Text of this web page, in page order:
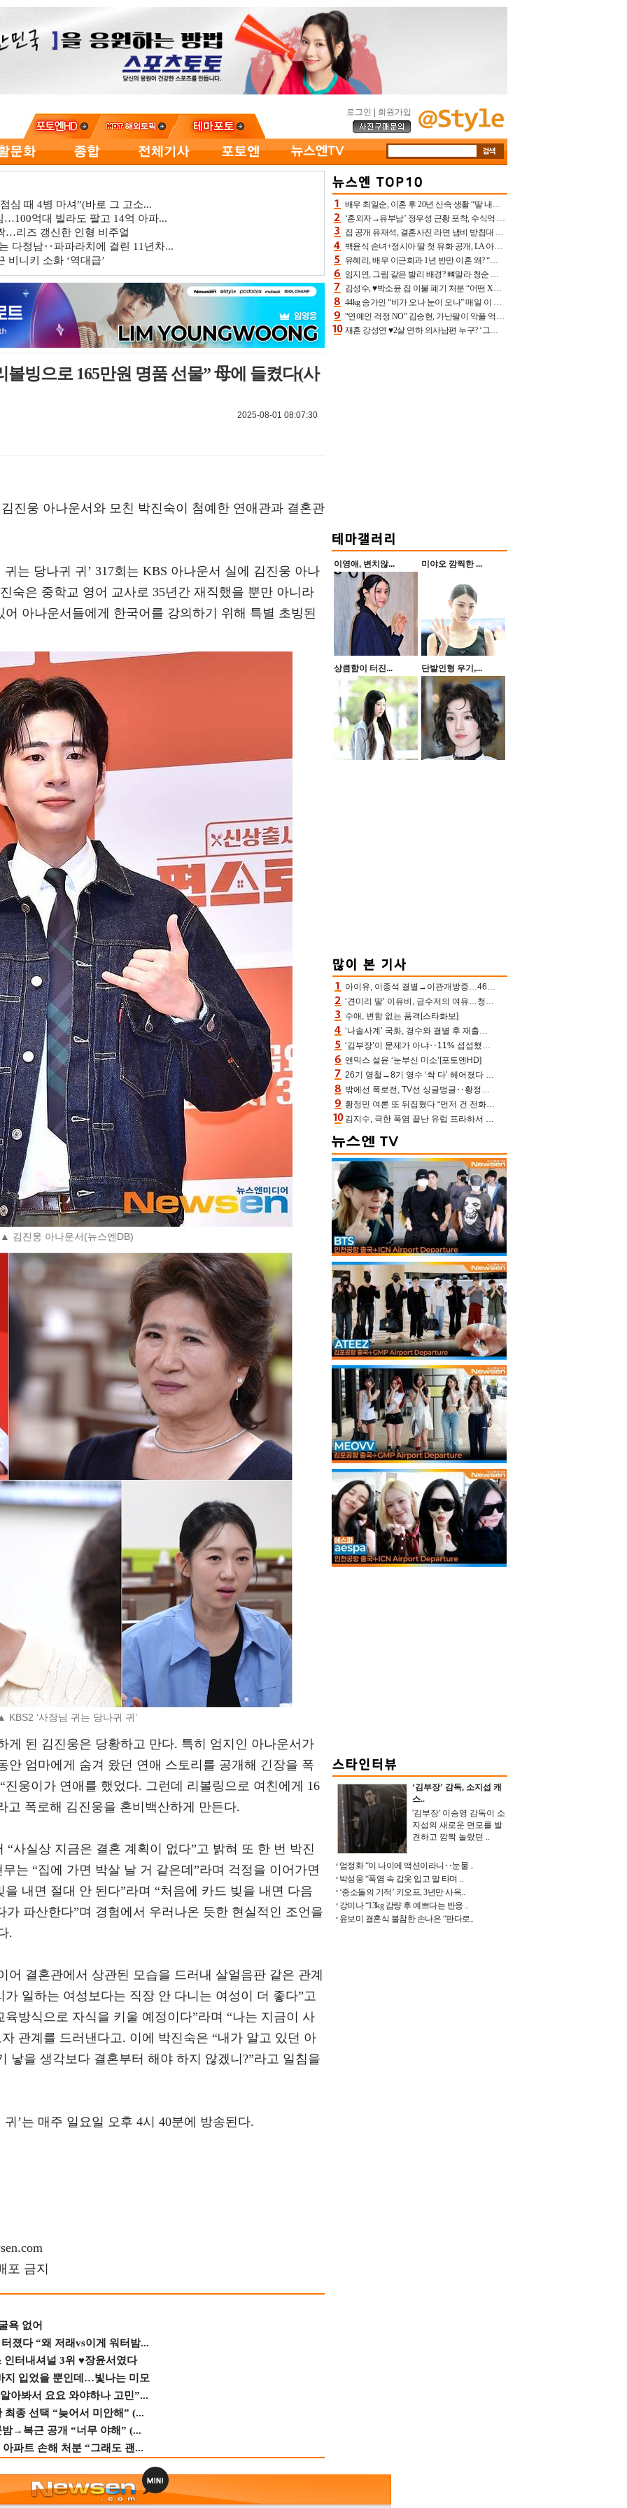
로그인 회원가입
심 때 4병 마셔”(바로 그 고소...
억대 빌라도 팔고 14억 아파...
…리즈 갱신한 인형 비주얼
다정남‥파파라치에 걸린 11년차...
비니키 소화 ‘역대급’
볼빙으로 165만원 명품 선물” 母에 들켰다(사
2025-08-01 08:07:30
진웅 아나운서와 모친 박진숙이 첨예한 연애관과 결혼관
는 당나귀 귀’ 317회는 KBS 아나운서 실에 김진웅 아나
숙은 중학교 영어 교사로 35년간 재직했을 뿐만 아니라
아나운서들에게 한국어를 강의하기 위해 특별 초빙된
▲ 김진웅 아나운서(뉴스엔DB)
KBS2 ‘사장님 귀는 당나귀 귀’
게 된 김진웅은 당황하고 만다. 특히 엄지인 아나운서가
안 엄마에게 숨겨 왔던 연애 스토리를 공개해 긴장을 폭
웅이가 연애를 했었다. 그런데 리볼링으로 여친에게 16
고 폭로해 김진웅을 혼비백산하게 만든다.
“사실상 지금은 결혼 계획이 없다”고 밝혀 또 한 번 박진
는 “집에 가면 박살 날 거 같은데”라며 걱정을 이어가면
내면 절대 안 된다”라며 “처음에 카드 빚을 내면 다음
파산한다”며 경험에서 우러나온 듯한 현실적인 조언을
.
어 결혼관에서 상관된 모습을 드러내 살얼음판 같은 관계
일하는 여성보다는 직장 안 다니는 여성이 더 좋다”고
방식으로 자식을 키울 예정이다”라며 “나는 지금이 사
관계를 드러낸다고. 이에 박진숙은 “내가 알고 있던 아
낳을 생각보다 결혼부터 해야 하지 않겠니?”라고 일침을
’는 매주 일요일 오후 4시 40분에 방송된다.
포 금지
욕 없어
졌다 “왜 저래vs이게 워터밤...
인터내셔널 3위 ♥장윤서였다
지 입었을 뿐인데…빛나는 미모
아봐서 요요 와야하나 고민”...
종 선택 “늦어서 미안해” (...
→복근 공개 “너무 야해” (...
파트 손해 처분 “그래도 괜...
배우 최일순, 이혼 후 20년 산속 생활 “딸 내가 버렸다고 원망‥맘 아파”(특종)[어제TV]
‘혼외자→유부남’ 정우성 근황 포착, 수식억 해킹 피해 후배 만났다 “존경하는”
집 공개 유재석, 결혼사진 라면 냄비 받침대 되고 분노‥가족사진도 피해(놀뭐)[어제TV]
백윤식 손녀+정시아 딸 첫 유화 공개, LA 아트쇼→서울국제조각페스타 작가다운 수준급 실력
유혜리, 배우 이근희과 1년 반만 이혼 왜? “식칼 꽂고 의자 던져” 충격 폭로(특종)[어제TV]
임지연, 그림 같은 발리 배경? 뼈말라 청순 비키니 핏에 상대 안 되네
김성수, ♥박소윤 집 이불 폐기 처분 “어떤 X이랑 썼을지 몰라” 질투(신랑수업2)[어제TV]
44kg 송가인 “비가 오나 눈이 오나” 매일 이 운동, 허벅지 근육량 상승+체지방 감소
“연예인 걱정 NO” 김승현, 가난팔이 악플 억울할만‥아내+딸과 日 여행
재혼 강성연 ♥2살 연하 의사남편 누구? ‘그알’ 자문의에 훈남 비주얼 초엘리트 스펙 [종합]
이영애, 변치않... 미야오 깜찍한 ...
상큼함이 터진... 단발인형 우기,...
아이유, 이종석 결별→이관개방증…46장 꽉 채운 유애나 ♥ “열심히 사는 중”
‘견미리 딸’ 이유비, 금수저의 여유…청순 미모에 반전 슬림 라인
수애, 변함 없는 품격[스타화보]
‘나솔사계’ 국화, 경수와 결별 후 재출연…첫인상 3표 몰표
‘김부장’이 문제가 아냐‥11% 섭섭했던 ‘재벌X형사2’ 돈·빽 총동원해 컴백 [TV보고서]
엔믹스 설윤 ‘눈부신 미소’[포토엔HD]
26기 영철→8기 영수 ‘싹 다’ 헤어졌다 ‘나솔사계’ 충격의 현커 0쌍 (촌장TV)
밖에선 폭로전, TV선 싱글벙글‥황정민 ‘틈만 나면’ 출연, 피로감은 시청자 몫
황정민 여론 또 뒤집혔다 “먼저 건 전화 62통, 그만 연락해” vs 女팬 “녹취 다 올려” 진흙탕 싸움
김지수, 극한 폭염 끝난 유럽 프라하서 쾌적한 여름나기 “선풍기만으로 지내”
‘김부장’ 감독, 소지섭 캐
스..
'김부장' 이승영 감독이 소
지섭의 새로운 면모를 발
견하고 깜짝 놀랐던 ..
엄정화 “이 나이에 액션이라니‥눈물 ..
박성웅 “폭염 속 갑옷 입고 말 타며 ..
‘중소돌의 기적’ 키오프, 3년만 사옥..
강미나 “13kg 감량 후 예쁘다는 반응 ..
윤보미 결혼식 불참한 손나은 “판다로..